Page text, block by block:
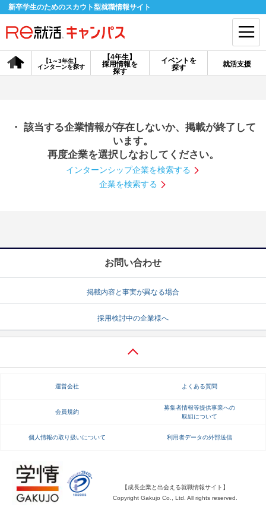
新卒学生のためのスカウト型就職情報サイト
【4年生】
採用情報を
探す
【1～3年生】
インターンを探す
イベントを
探す
就活支援
会員登録 ログイン
探す
【4年生】
説明会を探す
インターンを探す
就活ノウハウ・サポート
就活支援
就活ノウハウが満載！ お役立ち記事・相談室など
適職診断 就活チャンネル
・ 該当する企業情報が存在しないか、掲載が終了して
います。
再度企業を選択しなおしてください。
インターンシップ企業を検索する
企業を検索する
お問い合わせ
掲載内容と事実が異なる場合
採用検討中の企業様へ
運営会社 よくある質問
会員規約
募集者情報等提供事業への
取組について
個人情報の取り扱いについて 利用者データの外部送信
【成長企業と出会える就職情報サイト】
Copyright Gakujo Co., Ltd. All rights reserved.